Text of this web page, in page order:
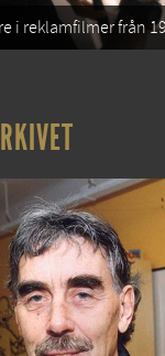
i reklamfilmer från